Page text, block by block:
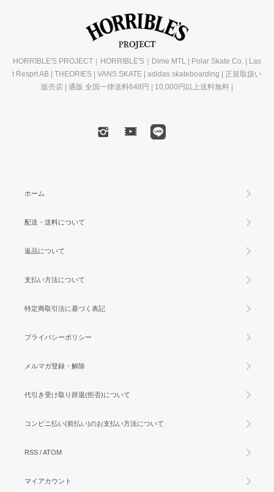
HORRIBLE'S PROJECT｜HORRIBLE'S｜Dime MTL | Polar Skate Co. | Las
t Resprt AB | THEORIES | VANS SKATE | adidas skateboarding | 正規取扱い
販売店 | 通販 全国一律送料648円 | 10,000円以上送料無料 |
ホーム
配送・送料について
返品について
支払い方法について
特定商取引法に基づく表記
プライバシーポリシー
メルマガ登録・解除
代引き受け取り辞退(拒否)について
コンビニ払い(前払い)のお支払い方法について
RSS /ATOM
マイアカウント